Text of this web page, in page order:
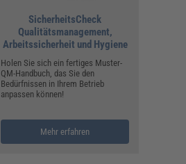
SicherheitsCheck
Qualitätsmanagement,
Arbeitssicherheit und Hygiene
Holen Sie sich ein fertiges Muster-
QM-Handbuch, das Sie den
Bedürfnissen in Ihrem Betrieb
anpassen können!
Mehr erfahren